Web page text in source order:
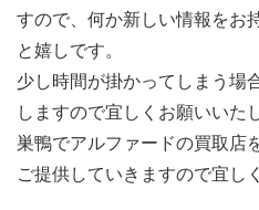
すので、何か新しい情報をお
と嬉しです。
少し時間が掛かってしまう場
しますので宜しくお願いいた
巣鴨でアルファードの買取店
ご提供していきますので宜し